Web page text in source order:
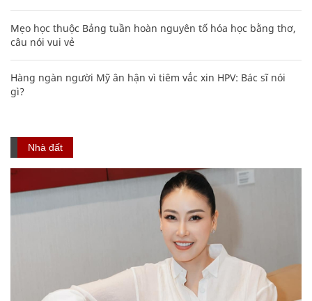
Mẹo học thuộc Bảng tuần hoàn nguyên tố hóa học bằng thơ,
câu nói vui vẻ
Hàng ngàn người Mỹ ân hận vì tiêm vắc xin HPV: Bác sĩ nói
gì?
Nhà đất